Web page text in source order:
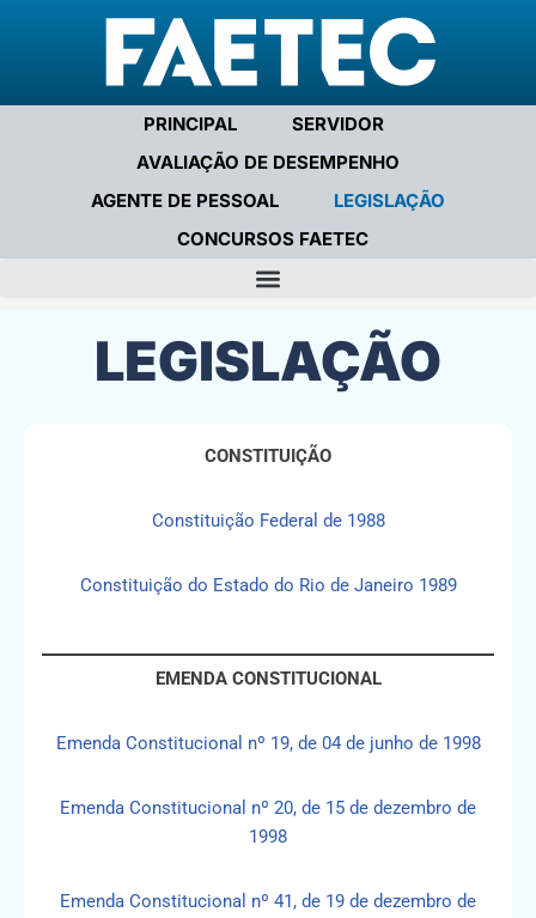
PRINCIPAL
SERVIDOR
AVALIAÇÃO DE DESEMPENHO
AGENTE DE PESSOAL
LEGISLAÇÃO
CONCURSOS FAETEC
LEGISLAÇÃO
CONSTITUIÇÃO
Constituição Federal de 1988
Constituição do Estado do Rio de Janeiro 1989
EMENDA CONSTITUCIONAL
Emenda Constitucional nº 19, de 04 de junho de 1998
Emenda Constitucional nº 20, de 15 de dezembro de
1998
Emenda Constitucional nº 41, de 19 de dezembro de